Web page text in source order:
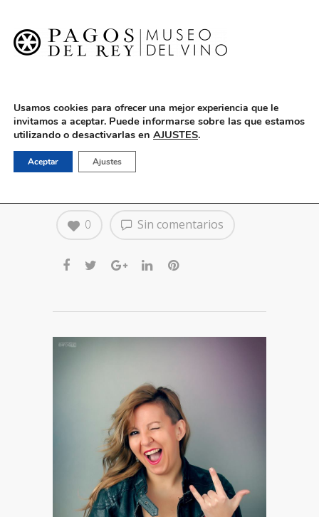
English
Vino Con Humor: Chely
Capitán – 3 de Octubre
Sin comentarios
0
Usamos cookies para ofrecer una mejor experiencia que le
invitamos a aceptar. Puede informarse sobre las que estamos
utilizando o desactivarlas en AJUSTES.
Aceptar Ajustes